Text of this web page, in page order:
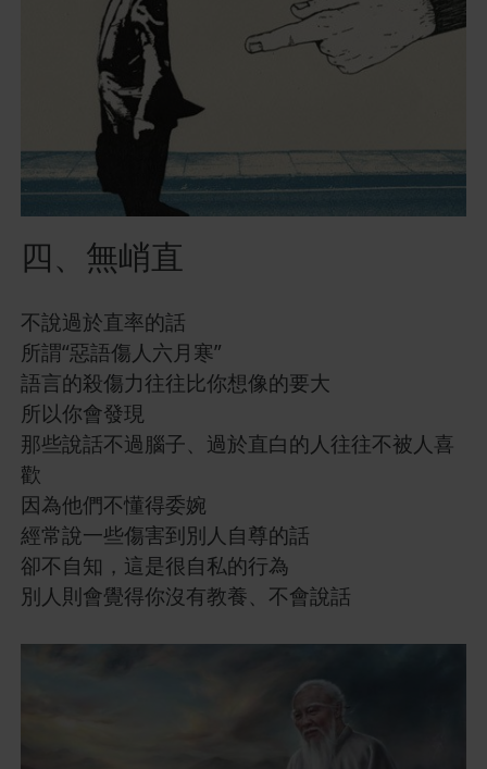
四、無峭直
不說過於直率的話
所謂“惡語傷人六月寒”
語言的殺傷力往往比你想像的要大
所以你會發現
那些說話不過腦子、過於直白的人往往不被人喜
歡
因為他們不懂得委婉
經常說一些傷害到別人自尊的話
卻不自知，這是很自私的行為
別人則會覺得你沒有教養、不會說話